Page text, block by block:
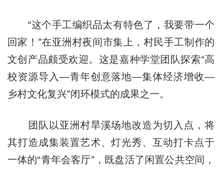
“这个手工编织品太有特色了，我要带一个
回家！”在亚洲村夜间市集上，村民手工制作的
文创产品颇受欢迎。这是嘉种学堂团队探索“高
校资源导入—青年创意落地—集体经济增收—
乡村文化复兴”闭环模式的成果之一。
团队以亚洲村旱溪场地改造为切入点，将
其打造成集装置艺术、灯光秀、互动打卡点于
一体的“青年会客厅”，既盘活了闲置公共空间，